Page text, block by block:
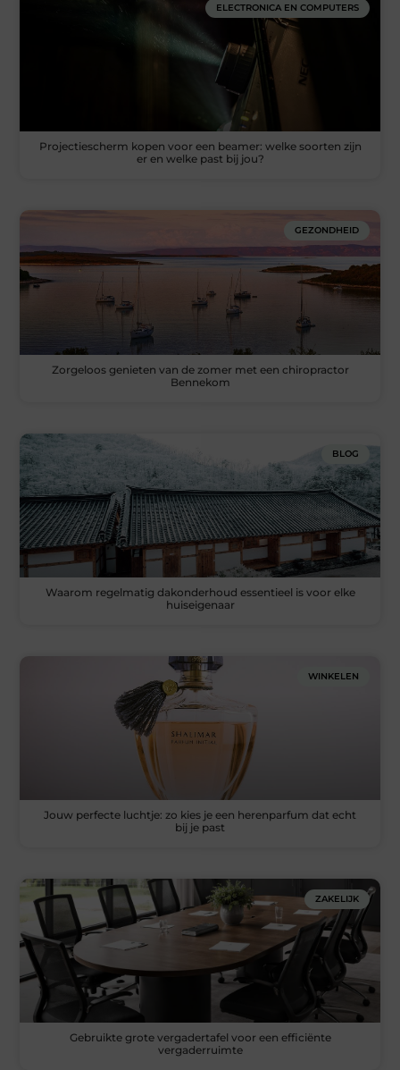
ELECTRONICA EN COMPUTERS
Projectiescherm kopen voor een beamer: welke soorten zijn
er en welke past bij jou?
GEZONDHEID
Zorgeloos genieten van de zomer met een chiropractor
Bennekom
BLOG
Waarom regelmatig dakonderhoud essentieel is voor elke
huiseigenaar
WINKELEN
Jouw perfecte luchtje: zo kies je een herenparfum dat echt
bij je past
ZAKELIJK
Gebruikte grote vergadertafel voor een efficiënte
vergaderruimte